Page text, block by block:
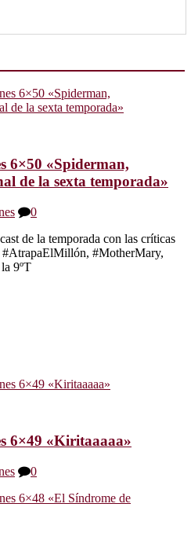
6×50 «Spiderman,
de la sexta temporada»
0
de la temporada con las críticas
#MotherMary,
9ºT
6×49 «Kiritaaaaa»
0